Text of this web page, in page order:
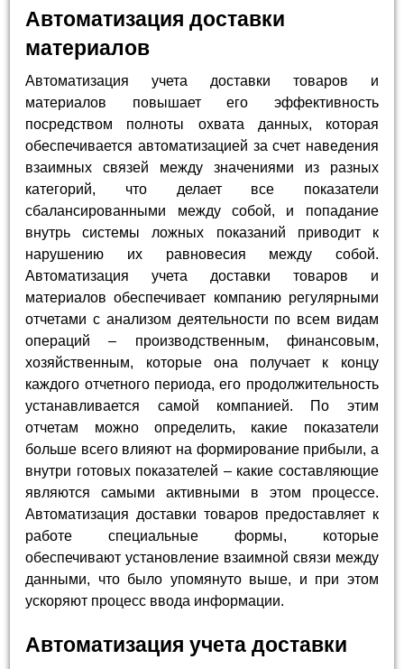
Автоматизация доставки
материалов
Автоматизация учета доставки товаров и
материалов повышает его эффективность
посредством полноты охвата данных, которая
обеспечивается автоматизацией за счет наведения
взаимных связей между значениями из разных
категорий, что делает все показатели
сбалансированными между собой, и попадание
внутрь системы ложных показаний приводит к
нарушению их равновесия между собой.
Автоматизация учета доставки товаров и
материалов обеспечивает компанию регулярными
отчетами с анализом деятельности по всем видам
операций – производственным, финансовым,
хозяйственным, которые она получает к концу
каждого отчетного периода, его продолжительность
устанавливается самой компанией. По этим
отчетам можно определить, какие показатели
больше всего влияют на формирование прибыли, а
внутри готовых показателей – какие составляющие
являются самыми активными в этом процессе.
Автоматизация доставки товаров предоставляет к
работе специальные формы, которые
обеспечивают установление взаимной связи между
данными, что было упомянуто выше, и при этом
ускоряют процесс ввода информации.
Автоматизация учета доставки